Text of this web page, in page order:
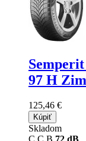
97 H
125,46 €
Kúpiť
Skladom
C C B 72 dB